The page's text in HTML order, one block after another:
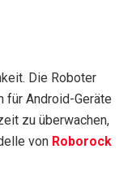
Die Roboter
für Android-Geräte
zu überwachen,
von Roborock